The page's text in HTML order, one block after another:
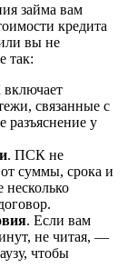
займа вам
кредита
вы не
так:
связанные с
разъяснение у
. ПСК не
суммы, срока и
. Если вам
не читая, —
чтобы